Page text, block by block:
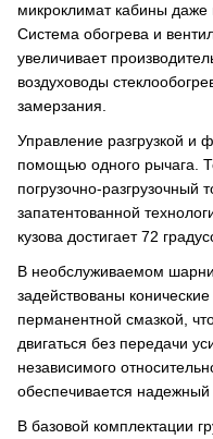
микроклимат кабины даже
Система обогрева и
увеличивает
воздуховоды
замерзания.
Управление разгрузкой и
помощью одного рычага.
погрузочно-
запатентованной
кузова достигает 72
В необслуживаемом
задействованы
перманентной смазкой,
двигаться без передачи
независимого
обеспечивается надежный
В базовой комплектации